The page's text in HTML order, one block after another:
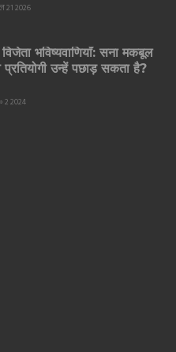
21 2026
भविष्यवाणियाँ: सना मकबूल
उन्हें पछाड़ सकता है?
2 2024